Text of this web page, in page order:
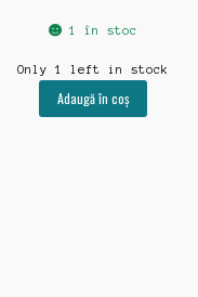
1 în stoc
Only 1 left in stock
Adaugă în coș